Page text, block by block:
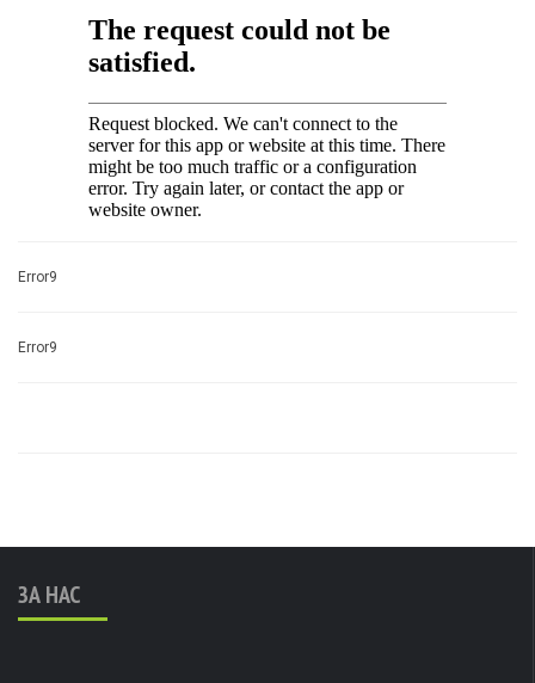
Error9
Error9
ЗА НАС